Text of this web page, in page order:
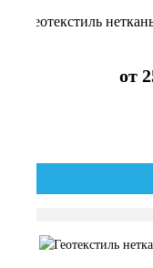
Геотекстиль
от